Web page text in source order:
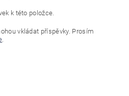
k této položce.
vkládat příspěvky. Prosím
.